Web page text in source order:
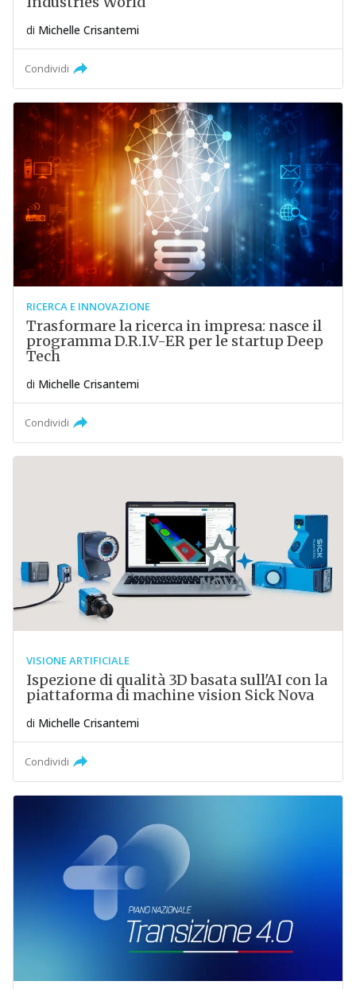
di Michelle Crisantemi
Condividi
RICERCA E INNOVAZIONE
Trasformare la ricerca in impresa: nasce il
programma D.R.I.V-ER per le startup Deep
Tech
di Michelle Crisantemi
Condividi
VISIONE ARTIFICIALE
Ispezione di qualità 3D basata sull'AI con la
piattaforma di machine vision Sick Nova
di Michelle Crisantemi
Condividi